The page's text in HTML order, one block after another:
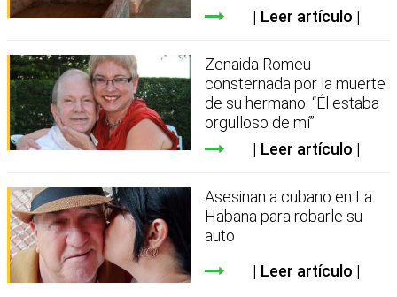
Leer artículo
Zenaida Romeu
consternada por la muerte
de su hermano: “Él estaba
orgulloso de mí”
Leer artículo
Asesinan a cubano en La
Habana para robarle su
auto
Leer artículo